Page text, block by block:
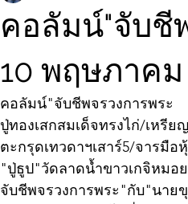
คอลัมน์"จับชี
10 พฤษภาคม
คอลัมน์"จับชีพจรวงการพระ
ปู่ทองเสกสมเด็จทรงไก่/เหรีย
ตะกรุดเทวดาฯเสาร์5/จารมือ
"ปู่ธูป"วัดลาดน้ำขาวเกจิหมอ
จับชีพจรวงการพระ"กับ"นาย